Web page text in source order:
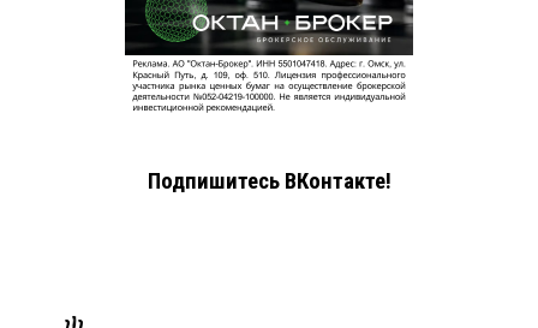
Подпишитесь ВКонтакте!